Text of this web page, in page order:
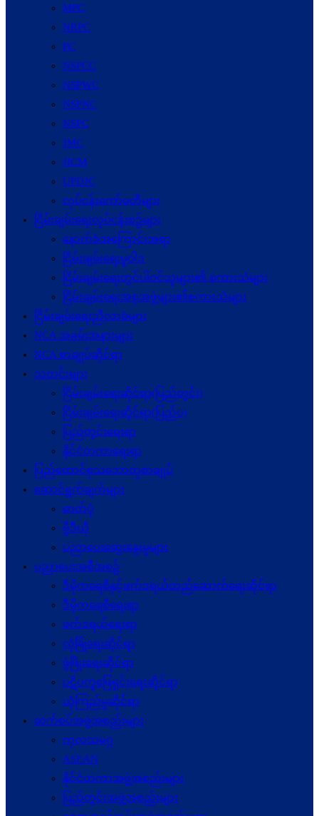
MPC
NRPC
PC
NSPCC
NSPWC
NSPNC
NSPC
JMC
JICM
UPDJC
လုပ်ငန်းကော်မတီများ
ငြိမ်းချမ်းရေးလုပ်ငန်းစဉ်များ
နောက်ခံအကြောင်းအရာ
ငြိမ်းချမ်းရေးမူဝါဒ
ငြိမ်းချမ်းရေးတွင်ပါဝင်သူများ၏ စကားသံများ
ငြိမ်းချမ်းရေးအစုအဖွဲ့များ၏စကားသံများ
ငြိမ်းချမ်းရေးညီလာခံများ
NCA အခမ်းအနားများ
NCA စာချုပ်ဆိုင်ရာ
သတင်းများ
ငြိမ်းချမ်းရေးဆိုင်ရာ(ပြည်တွင်း)
ငြိမ်းချမ်းရေးဆိုင်ရာ(ပြည်ပ)
ပြည်တွင်းရေးရာ
နိုင်ငံတကာရေးရာ
ပြည်ထောင်စုသဘောတူစာချုပ်
ဆောင်ရွက်ချက်များ
ဓာတ်ပုံ
ဗွီဒီယို
ပညာပေးဆွေးနွေးမှုများ
ပညာပေးအစီအစဉ်
ဒီမိုကရေစီနှင့်ဖက်ဒရယ်တည်ဆောက်ရေးဆိုင်ရာ
ဒီမိုကရေစီရေးရာ
ဖက်ဒရယ်ရေးရာ
လုံခြုံရေးဆိုင်ရာ
ဖွံဖြိုးရေးဆိုင်ရာ
ပဋိပက္ခ‌ဖြေရှင်းရေးဆိုင်ရာ
ယုံကြည်မှုဆိုင်ရာ
ဆက်စပ်အဖွဲ့အစည်းများ
ကုလသမဂ္ဂ
ASEAN
နိုင်ငံတကာအဖွဲ့အစည်းများ
ပြည်တွင်းအဖွဲ့အစည်းများ